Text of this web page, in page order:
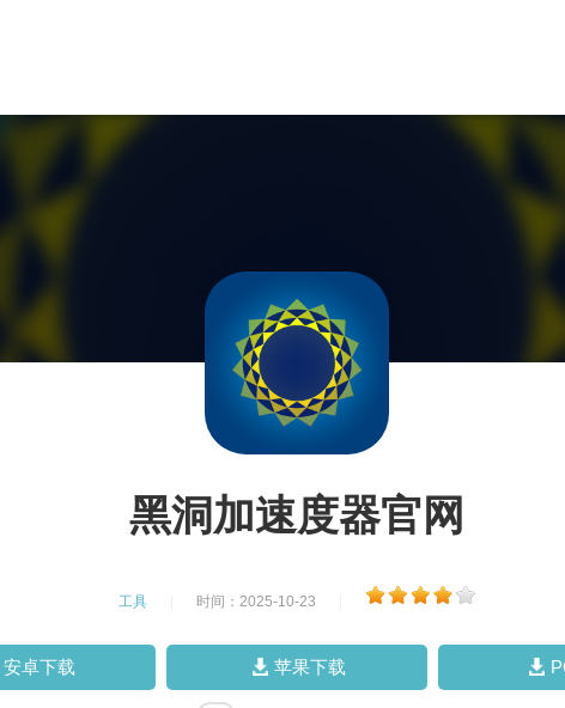
黑洞加速度器官网
工具 时间：2025-10-23
安卓下载 苹果下载